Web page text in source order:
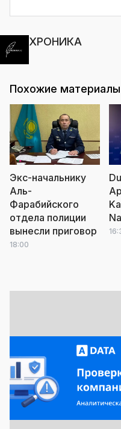
ХРОНИКА
Похожие материалы
Экс-начальнику
Аль-
Фарабийского
отдела полиции
вынесли приговор
18:00